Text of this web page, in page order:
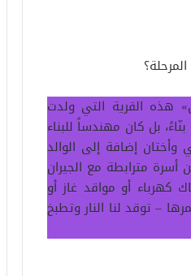
هذه القرية التي ولدت
بل كان مهندساً للبناء
إضافة إلى الوالد
أسرة مترابطة مع الجيران
كهرباء أو مواقد غاز أو
– توقد لنا النار وتطبخ